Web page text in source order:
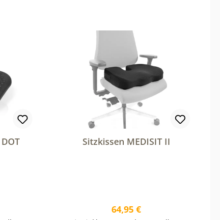
Sitzkissen MEDISIT II
Regulärer Preis:
64,95 €